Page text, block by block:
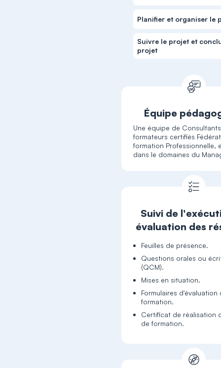
Planifier et organiser le
Suivre le projet et
projet
Équipe
Une équipe de Consultants
formateurs certifiés
formation Professionnelle,
dans le domaines du
Suivi de
évaluation des
Feuilles de présence.
Questions orales ou
(QCM).
Mises en situation.
Formulaires d'évaluation
formation.
Certificat de réalisation
de formation.